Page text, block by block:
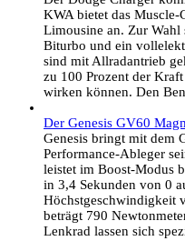
KWA bietet das Muscle-
Limousine an. Zur Wahl
Biturbo und ein
sind mit Allradantrieb
zu 100 Prozent der
wirken können. Den
Der Genesis GV60
Genesis bringt mit dem
Performance-Ableger
leistet im Boost-Modus
in 3,4 Sekunden von 0
Höchstgeschwindigkeit
beträgt 790
Lenkrad lassen sich